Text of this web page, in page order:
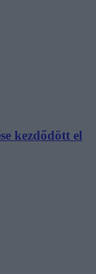
kezdődött el